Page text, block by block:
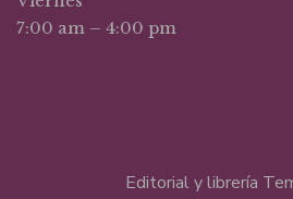
7:00 am – 4:00 pm
Editorial y librería